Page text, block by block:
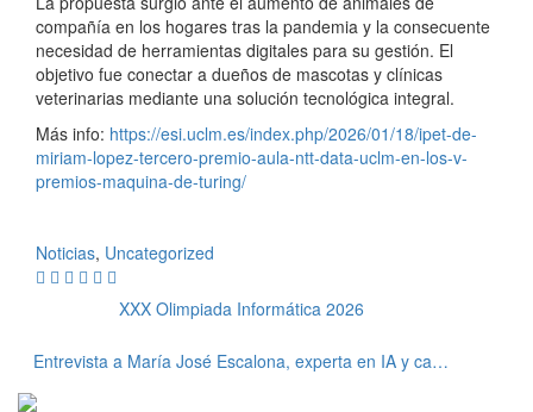
compañía en los hogares tras la pandemia y la consecuente
necesidad de herramientas digitales para su gestión. El
objetivo fue conectar a dueños de mascotas y clínicas
veterinarias mediante una solución tecnológica integral.
Más info: https://esi.uclm.es/index.php/2026/01/18/ipet-de-
miriam-lopez-tercero-premio-aula-ntt-data-uclm-en-los-v-
premios-maquina-de-turing/
Noticias, Uncategorized
XXX Olimpiada Informática 2026
Entrevista a María José Escalona, experta en IA y catedrática de la Universidad de Sevilla